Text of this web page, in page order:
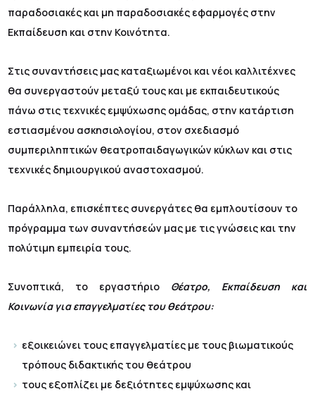
παραδοσιακές και μη παραδοσιακές εφαρμογές στην
Εκπαίδευση και στην Κοινότητα.
Στις συναντήσεις μας καταξιωμένοι και νέοι καλλιτέχνες
θα συνεργαστούν μεταξύ τους και με εκπαιδευτικούς
πάνω στις τεχνικές εμψύχωσης ομάδας, στην κατάρτιση
εστιασμένου ασκησιολογίου, στον σχεδιασμό
συμπεριληπτικών θεατροπαιδαγωγικών κύκλων και στις
τεχνικές δημιουργικού αναστοχασμού.
Παράλληλα, επισκέπτες συνεργάτες θα εμπλουτίσουν το
πρόγραμμα των συναντήσεών μας με τις γνώσεις και την
πολύτιμη εμπειρία τους.
Συνοπτικά, το εργαστήριο Θέατρο, Εκπαίδευση και
Κοινωνία για επαγγελματίες του θεάτρου:
εξοικειώνει τους επαγγελματίες με τους βιωματικούς
τρόπους διδακτικής του θεάτρου
τους εξοπλίζει με δεξιότητες εμψύχωσης και